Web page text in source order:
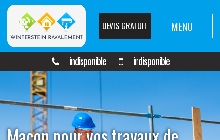
DEVIS GRATUIT MENU
indisponible indisponible